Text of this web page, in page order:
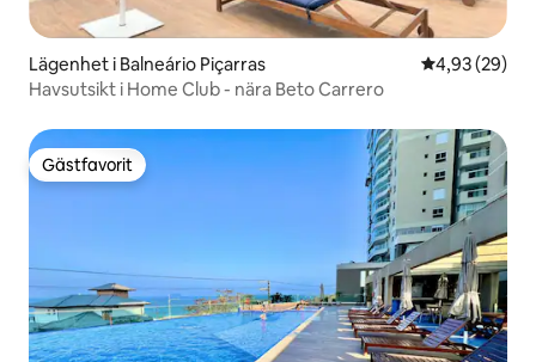
Lägenhet i Balneário Piçarras 4,93 av 5 i
4,93 (29)
Havsutsikt i Home Club - nära Beto Carrero
Gästfavorit
Gästfavorit